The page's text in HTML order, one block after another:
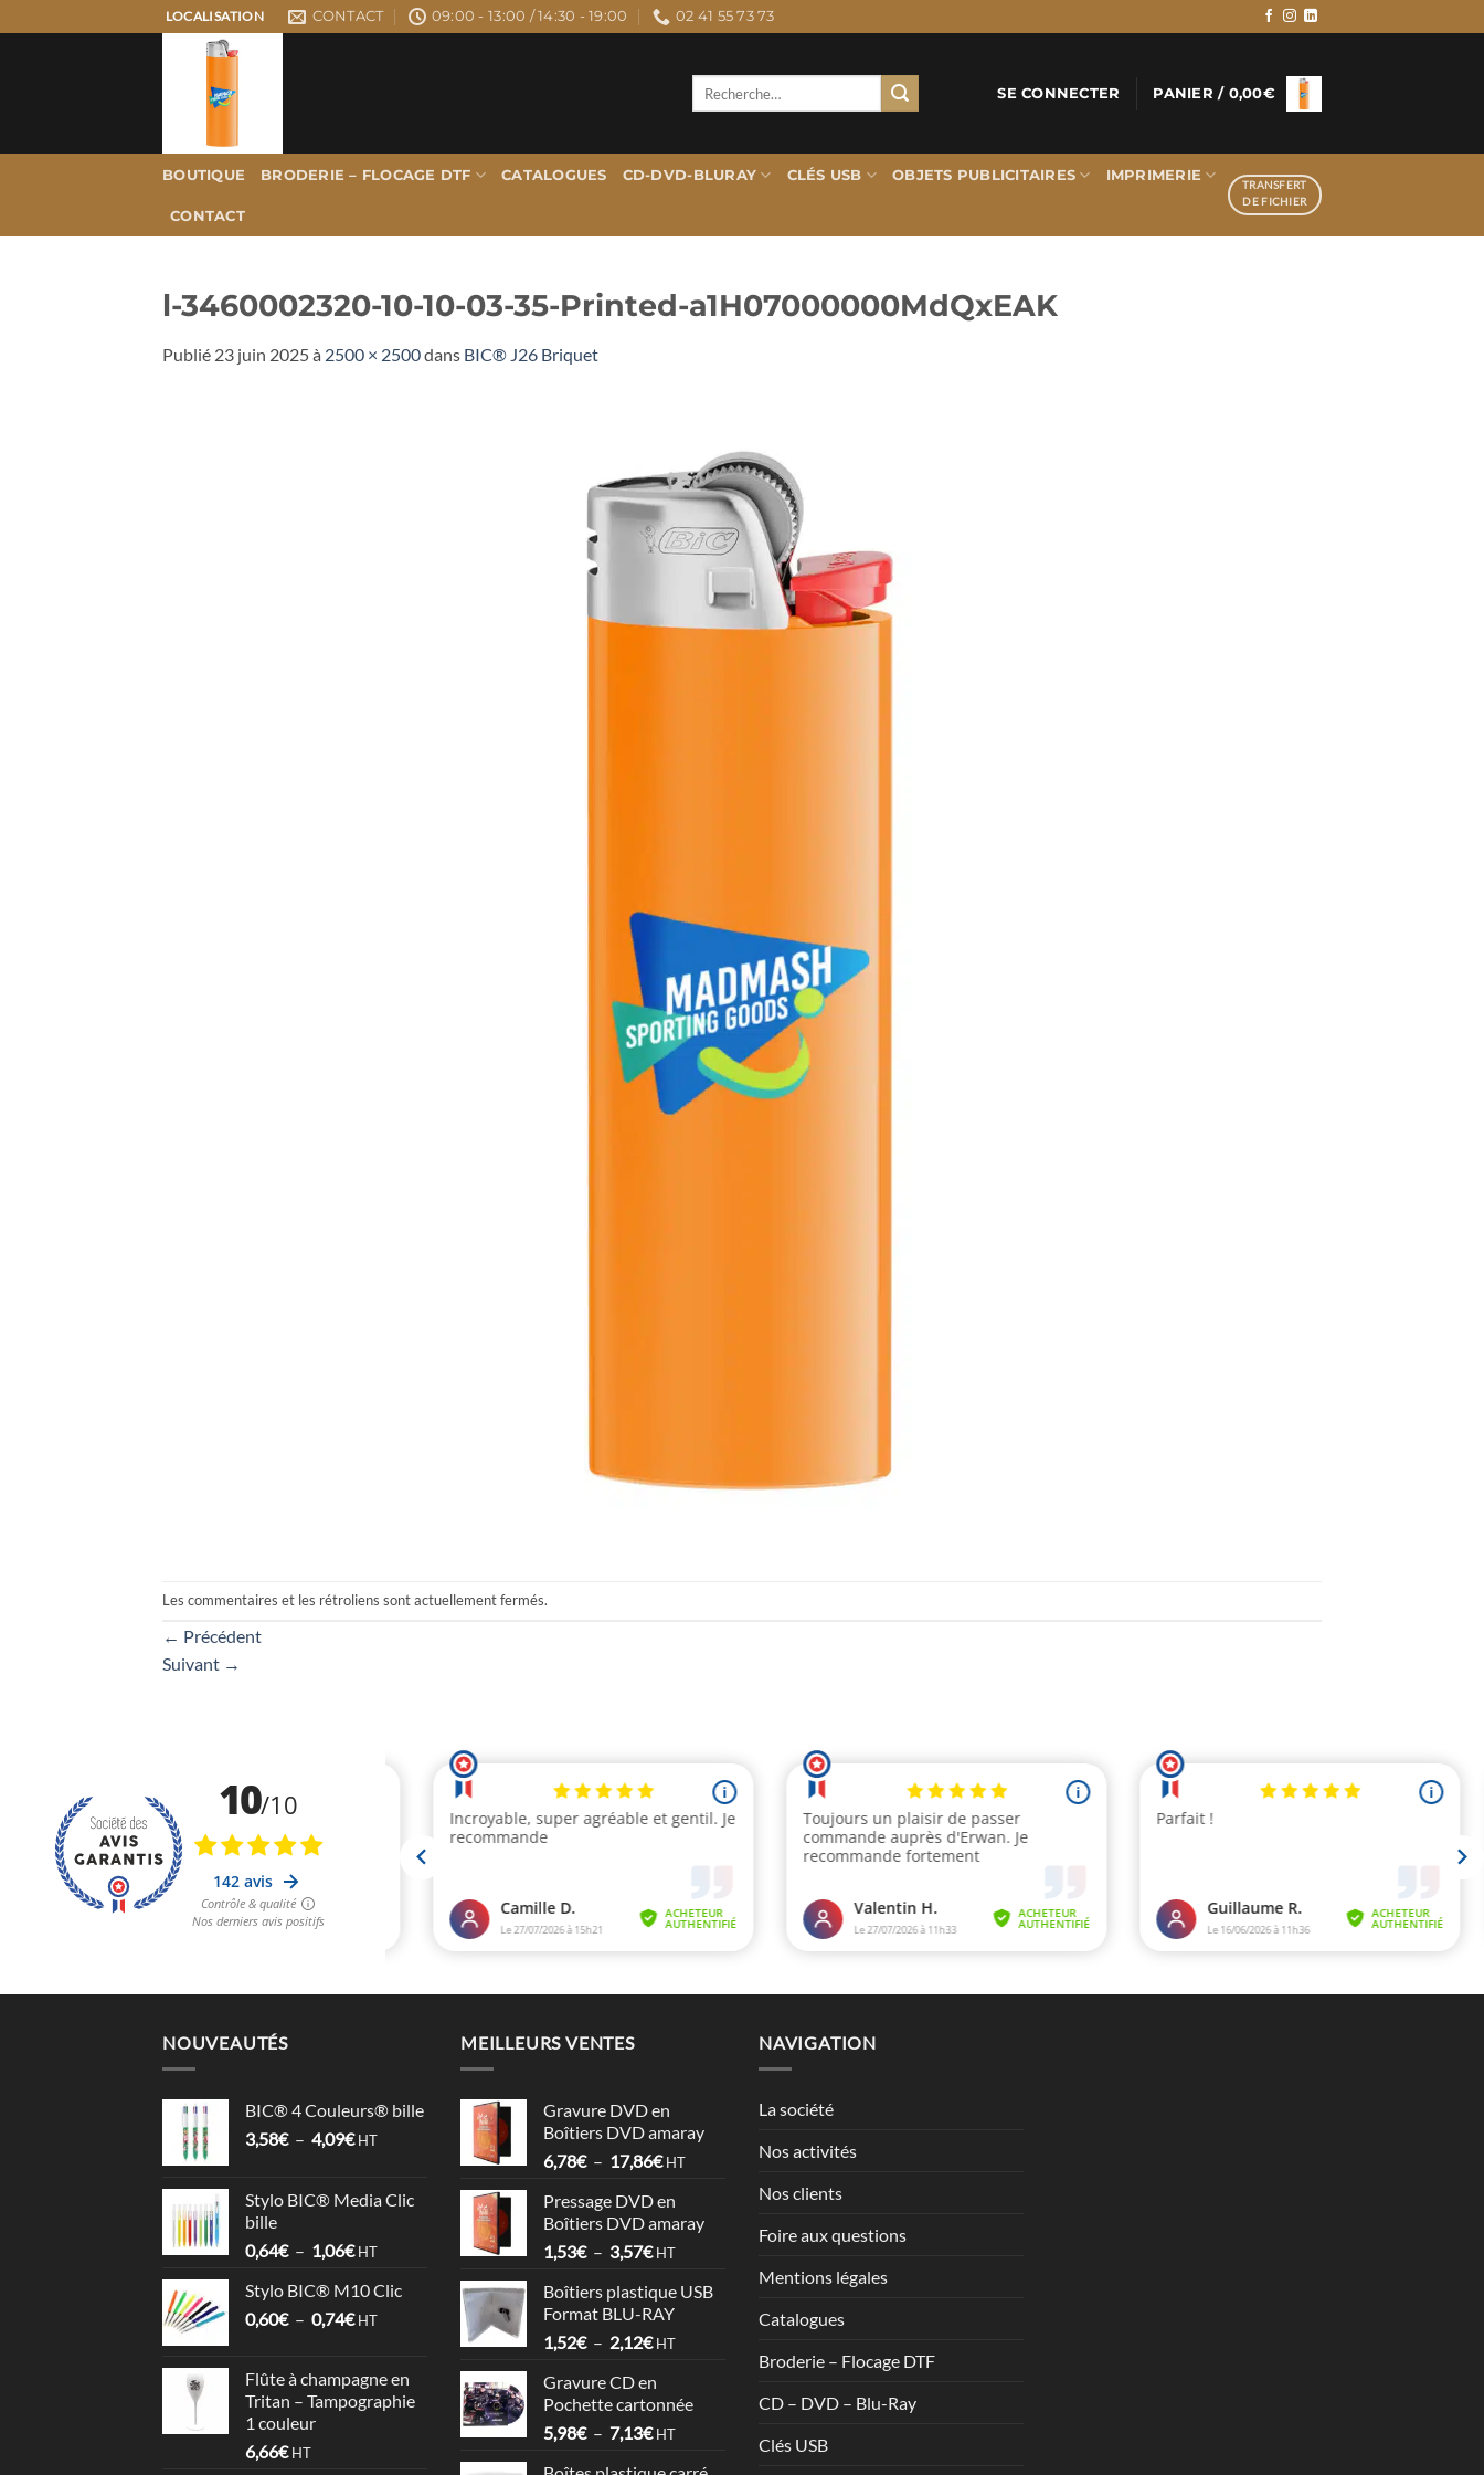
au
LOCALISATION CONTACT 09:00 - 13:00 / 14:30 - 19:00 02 41 55 73 73
SE CONNECTER PANIER / 0,00€
BOUTIQUE BRODERIE – FLOCAGE DTF CATALOGUES CD-DVD-BLURAY CLÉS USB OBJETS PUBLICITAIRES IMPRIMERIE
CONTACT
TRANSFERT
DE FICHIER
l-3460002320-10-10-03-35-Printed-a1H07000000MdQxEAK
Publié 23 juin 2025à 2500 × 2500dans BIC® J26 Briquet
Les commentaires et les rétroliens sont actuellement fermés.
← Précédent
Suivant →
NOUVEAUTÉS
BIC® 4 Couleurs® bille
3,58€ – 4,09€Plage
3,58€
4,09€
HT
Stylo BIC® Media Clic
bille
0,64€ – 1,06€Plage
prix :
0,64€
HT
Stylo BIC® M10 Clic
0,60€ – 0,74€Plage
0,60€
à
HT
Flûte à champagne en
Tritan – Tampographie
1 couleur
6,66€ HT
MEILLEURS VENTES
Gravure DVD en
Boîtiers DVD amaray
6,78€ – 17,86€Plage
prix :
6,78€
à
HT
Pressage DVD en
Boîtiers DVD amaray
1,53€ – 3,57€Plage
prix :
1,53€
à
HT
Boîtiers plastique USB
Format BLU-RAY
1,52€ – 2,12€Plage
prix :
1,52€
à
HT
Gravure CD en
Pochette cartonnée
5,98€ – 7,13€Plage
HT
NAVIGATION
La société
Nos activités
Nos clients
Foire aux questions
Mentions légales
Catalogues
Broderie – Flocage DTF
CD – DVD – Blu-Ray
Clés USB